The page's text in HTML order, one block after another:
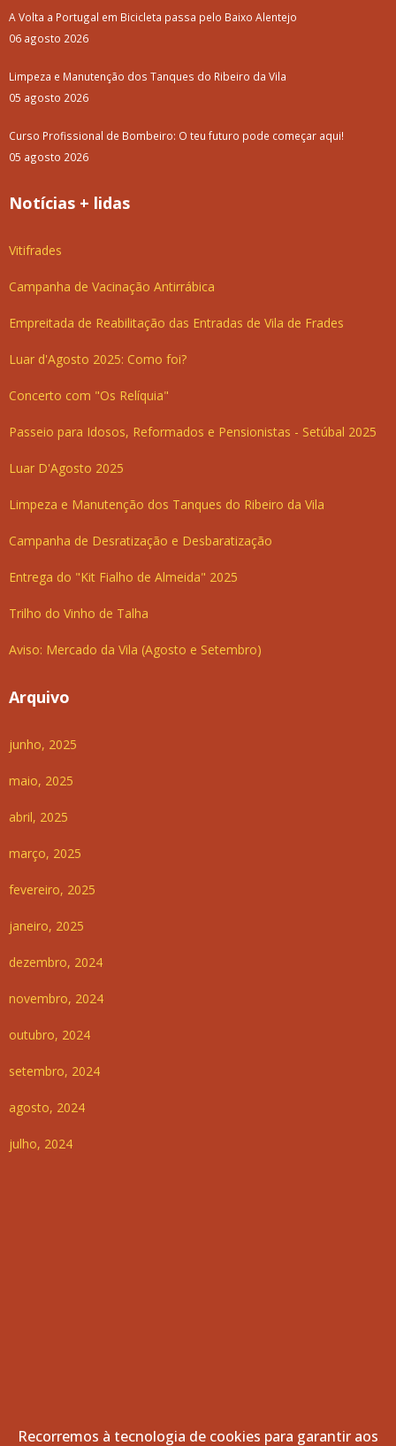
A Volta a Portugal em Bicicleta passa pelo Baixo Alentejo
06 agosto 2026
Limpeza e Manutenção dos Tanques do Ribeiro da Vila
05 agosto 2026
Curso Profissional de Bombeiro: O teu futuro pode começar aqui!
05 agosto 2026
Notícias + lidas
Vitifrades
Campanha de Vacinação Antirrábica
Empreitada de Reabilitação das Entradas de Vila de Frades
Luar d'Agosto 2025: Como foi?
Concerto com "Os Relíquia"
Passeio para Idosos, Reformados e Pensionistas - Setúbal 2025
Luar D'Agosto 2025
Limpeza e Manutenção dos Tanques do Ribeiro da Vila
Campanha de Desratização e Desbaratização
Entrega do "Kit Fialho de Almeida" 2025
Trilho do Vinho de Talha
Aviso: Mercado da Vila (Agosto e Setembro)
Arquivo
junho, 2025
maio, 2025
abril, 2025
março, 2025
fevereiro, 2025
janeiro, 2025
dezembro, 2024
novembro, 2024
outubro, 2024
setembro, 2024
agosto, 2024
julho, 2024
Recorremos à tecnologia de cookies para garantir aos